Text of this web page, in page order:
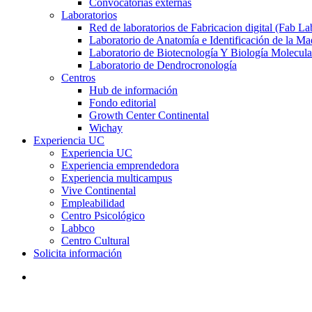
Convocatorias externas
Laboratorios
Red de laboratorios de Fabricacion digital (Fab
Laboratorio de Anatomía e Identificación de la
Laboratorio de Biotecnología Y Biología
Laboratorio de Dendrocronología
Centros
Hub de información
Fondo editorial
Growth Center Continental
Wichay
Experiencia UC
Experiencia UC
Experiencia emprendedora
Experiencia multicampus
Vive Continental
Empleabilidad
Centro Psicológico
Labbco
Centro Cultural
Solicita información